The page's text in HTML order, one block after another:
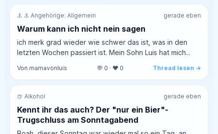
⚓ ⚓ Angehörige: Allgemein gerade eben
Warum kann ich nicht nein sagen
ich merk grad wieder wie schwer das ist, was in den
letzten Wochen passiert ist. Mein Sohn Luis hat mich...
Von mamavonluis 💬 0 · ❤️ 0 Thread lesen →
🍺 Alkohol gerade eben
Kennt ihr das auch? Der "nur ein Bier"-
Trugschluss am Sonntagabend